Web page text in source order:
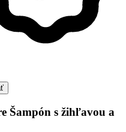
Šampón s žihľavou a